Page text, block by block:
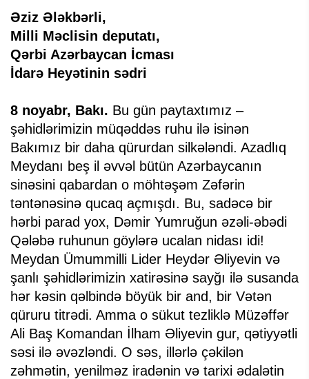
Əziz Ələkbərli,
Milli Məclisin deputatı,
Qərbi Azərbaycan İcması
İdarə Heyətinin sədri
8 noyabr, Bakı. Bu gün paytaxtımız –
şəhidlərimizin müqəddəs ruhu ilə isinən
Bakımız bir daha qürurdan silkələndi. Azadlıq
Meydanı beş il əvvəl bütün Azərbaycanın
sinəsini qabardan o möhtəşəm Zəfərin
təntənəsinə qucaq açmışdı. Bu, sadəcə bir
hərbi parad yox, Dəmir Yumruğun əzəli-əbədi
Qələbə ruhunun göylərə ucalan nidası idi!
Meydan Ümummilli Lider Heydər Əliyevin və
şanlı şəhidlərimizin xatirəsinə sayğı ilə susanda
hər kəsin qəlbində böyük bir and, bir Vətən
qüruru titrədi. Amma o sükut tezliklə Müzəffər
Ali Baş Komandan İlham Əliyevin gur, qətiyyətli
səsi ilə əvəzləndi. O səs, illərlə çəkilən
zəhmətin, yenilməz iradənin və tarixi ədalətin